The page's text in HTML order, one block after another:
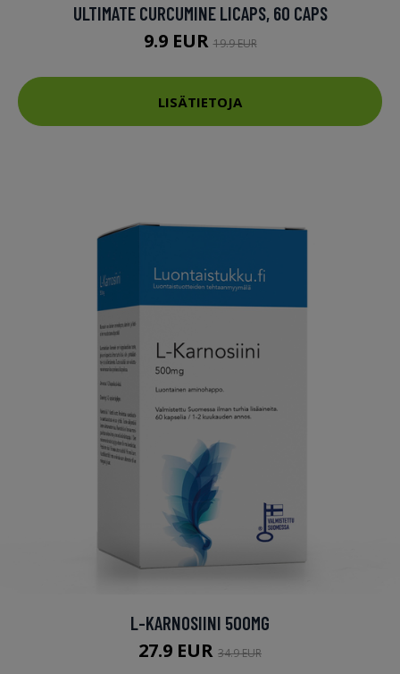
ULTIMATE CURCUMINE LICAPS, 60 CAPS
9.9 EUR19.9 EUR
LISÄTIETOJA
L-KARNOSIINI 500MG
27.9 EUR 34.9 EUR